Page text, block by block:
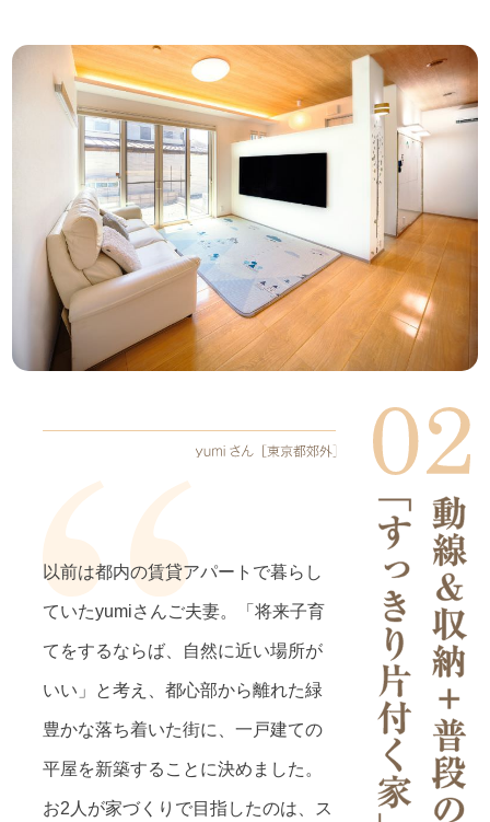
以前は都内の賃貸アパートで暮らし
ていたyumiさんご夫妻。「将来子育
てをするならば、自然に近い場所が
いい」と考え、都心部から離れた緑
豊かな落ち着いた街に、一戸建ての
平屋を新築することに決めました。
お2人が家づくりで目指したのは、ス